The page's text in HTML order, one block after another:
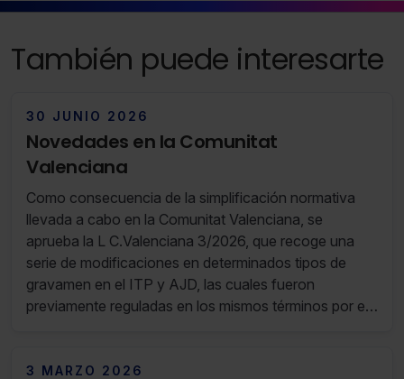
También puede interesarte
30 JUNIO 2026
Novedades en la Comunitat
Valenciana
Como consecuencia de la simplificación normativa
llevada a cabo en la Comunitat Valenciana, se
aprueba la L C.Valenciana 3/2026, que recoge una
serie de modificaciones en determinados tipos de
gravamen en el ITP y AJD, las cuales fueron
previamente reguladas en los mismos términos por el
3 MARZO 2026